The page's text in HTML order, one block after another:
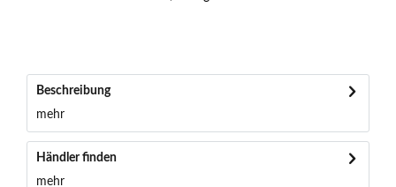
Beschreibung
mehr
Händler finden
mehr